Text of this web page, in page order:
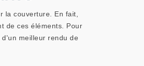
la couverture. En fait,
de ces éléments. Pour
meilleur rendu de